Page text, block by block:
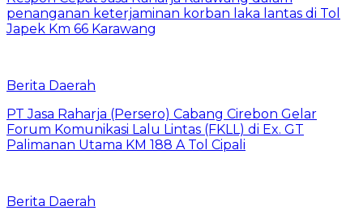
penanganan keterjaminan korban laka lantas di Tol
Japek Km 66 Karawang
Berita Daerah
PT Jasa Raharja (Persero) Cabang Cirebon Gelar
Forum Komunikasi Lalu Lintas (FKLL) di Ex. GT
Palimanan Utama KM 188 A Tol Cipali
Berita Daerah